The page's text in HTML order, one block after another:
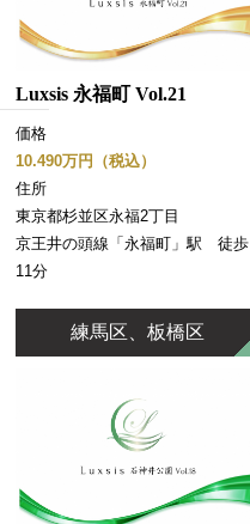
Luxsis 永福町 Vol.21
価格
10.490万円（税込）
住所
東京都杉並区永福2丁目
京王井の頭線「永福町」駅 徒歩
11分
練馬区、板橋区